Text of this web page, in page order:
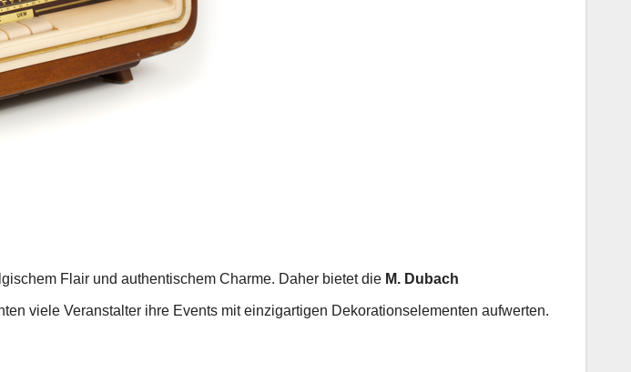
Flair und authentischem Charme. Daher bietet die M. Dubach
viele Veranstalter ihre Events mit einzigartigen Dekorationselementen aufwerten.